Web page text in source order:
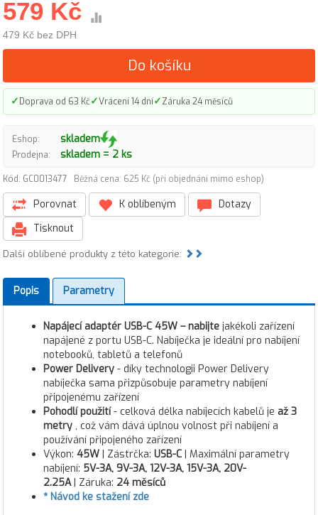
579 Kč
479 Kč bez DPH
Do košíku
✓Doprava od 63 Kč✓Vrácení 14 dní✓Záruka 24 měsíců
Eshop: skladem
Prodejna: skladem = 2 ks
Kód: GC0013477 Běžná cena: 625 Kč (při objednání mimo eshop)
Porovnat K oblíbeným
Dotazy
Tisknout
Další oblíbené produkty z této kategorie:
Popis Parametry
Napájecí adaptér USB-C 45W – nabijte jakékoli zařízení
napájené z portu USB-C. Nabíječka je ideální pro nabíjení
notebooků, tabletů a telefonů
Power Delivery - díky technologii Power Delivery
nabíječka sama přizpůsobuje parametry nabíjení
připojenému zařízení
Pohodlí použití- celková délka nabíjecích kabelů je až 3
metry , což vám dává úplnou volnost při nabíjení a
používání připojeného zařízení
Výkon: 45W | Zástrčka: USB-C | Maximální parametry
nabíjení: 5V-3A, 9V-3A, 12V-3A, 15V-3A, 20V-
2.25A| Záruka: 24 měsíců
* Návod ke stažení zde